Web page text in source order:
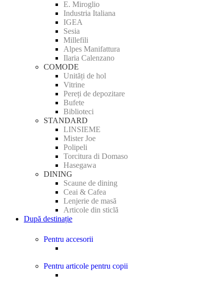
E. Miroglio
Industria Italiana
IGEA
Sesia
Millefili
Alpes Manifattura
Ilaria Calenzano
COMODE
Unități de hol
Vitrine
Pereți de depozitare
Bufete
Biblioteci
STANDARD
LINSIEME
Mister Joe
Polipeli
Torcitura di Domaso
Hasegawa
DINING
Scaune de dining
Ceai & Cafea
Lenjerie de masă
Articole din sticlă
După destinație
Pentru accesorii
Pentru articole pentru copii